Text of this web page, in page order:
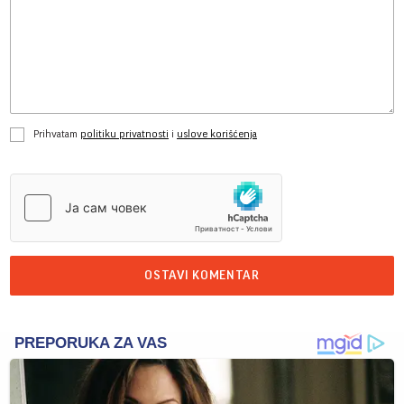
Prihvatam politiku privatnosti i uslove korišćenja
OSTAVI KOMENTAR